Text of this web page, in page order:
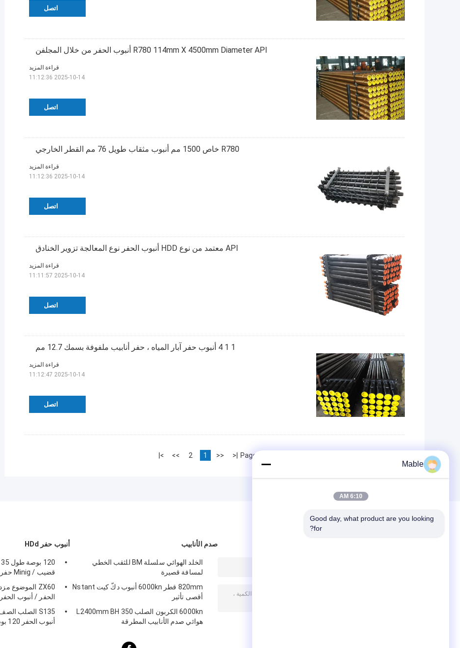
اتصل
R780 114mm X 4500mm Diameter API أنبوب الحفر من خلال المجلفن
اتصل
قراءة المزيد
2025-10-14 11:12:36
R780 خاص 1500 مم أنبوب مثقاب طويل 76 مم القطر الخارجي
اتصل
قراءة المزيد
2025-10-14 11:12:36
API معتمد من نوع HDD أنبوب الحفر نوع المعالجة تزوير الخنادق
اتصل
قراءة المزيد
2025-10-14 11:11:57
1 1 4 أنبوب حفر آبار المياه ، حفر أنابيب ملفوفة بسمك 12.7 مم
اتصل
قراءة المزيد
2025-10-14 11:12:47
Page 1 of 2
|<
<<
1
2
>>
>|
أنبوب حفر HDd
قضيب / Minig حفر الأنابيب
الحفر / أنبوب
أنبوب الحفر 120 بوصة طول
صدم الأنابيب
الخلد الهوائي سلسلة BM للثقب الخطي
لمسافة قصيرة
820mm قطر 6000kn أنبوب دكّ كيت Nstant
أقصى تأثير
6000kn الكربون الصلب L2400mm BH 350
هوائي صدم الأنابيب المطرقة
Mable
6:10 AM
Good day, what product are you looking
for?